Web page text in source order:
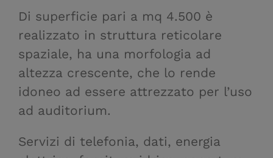
Di superficie pari a mq 4.500 è
realizzato in struttura reticolare
spaziale, ha una morfologia ad
altezza crescente, che lo rende
idoneo ad essere attrezzato per l’uso
ad auditorium.
Servizi di telefonia, dati, energia